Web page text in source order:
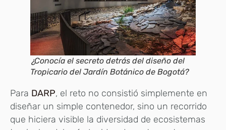
¿Conocía el secreto detrás del diseño del
Tropicario del Jardín Botánico de Bogotá?
Para DARP, el reto no consistió simplemente en
diseñar un simple contenedor, sino un recorrido
que hiciera visible la diversidad de ecosistemas